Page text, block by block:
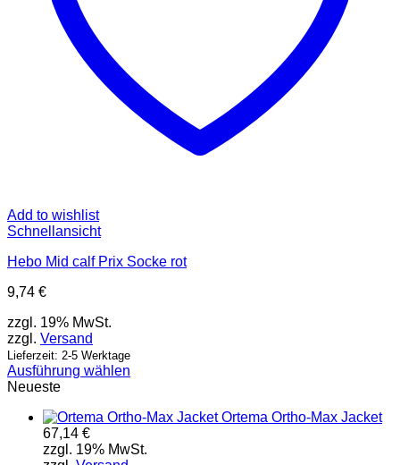
Add to wishlist
Schnellansicht
Hebo Mid calf Prix Socke rot
9,74 €
zzgl. 19% MwSt.
zzgl. Versand
Lieferzeit: 2-5 Werktage
Ausführung wählen
Dieses
weist
mehrere
Varianten
Neueste
Ortema Ortho-Max Jacket
67,14 €
zzgl. 19% MwSt.